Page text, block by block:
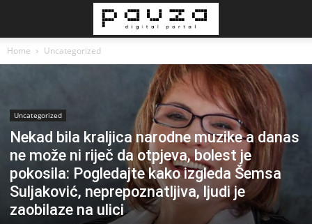
Home Uncategorized
Uncategorized
Nekad bila kraljica narodne muzike a danas
ne može ni riječ da otpjeva, bolest je
pokosila: Pogledajte kako izgleda Šemsa
Suljaković, neprepoznatljiva, ljudi je
zaobilaze na ulici